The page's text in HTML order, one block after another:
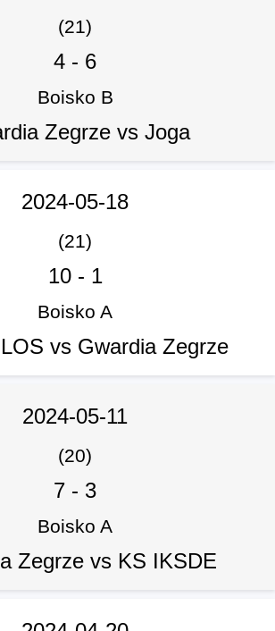
(21)
4 - 6
Boisko B
Zegrze vs Joga
2024-05-18
(21)
10- 1
Boisko A
vs Gwardia Zegrze
2024-05-11
(20)
7 - 3
Boisko A
Zegrze vs KS IKSDE